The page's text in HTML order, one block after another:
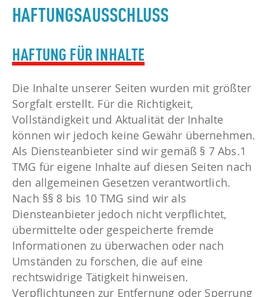
HAFTUNGSAUSSCHLUSS
HAFTUNG FÜR INHALTE
Die Inhalte unserer Seiten wurden mit größter
Sorgfalt erstellt. Für die Richtigkeit,
Vollständigkeit und Aktualität der Inhalte
können wir jedoch keine Gewähr übernehmen.
Als Diensteanbieter sind wir gemäß § 7 Abs.1
TMG für eigene Inhalte auf diesen Seiten nach
den allgemeinen Gesetzen verantwortlich.
Nach §§ 8 bis 10 TMG sind wir als
Diensteanbieter jedoch nicht verpflichtet,
übermittelte oder gespeicherte fremde
Informationen zu überwachen oder nach
Umständen zu forschen, die auf eine
rechtswidrige Tätigkeit hinweisen.
Verpflichtungen zur Entfernung oder Sperrung